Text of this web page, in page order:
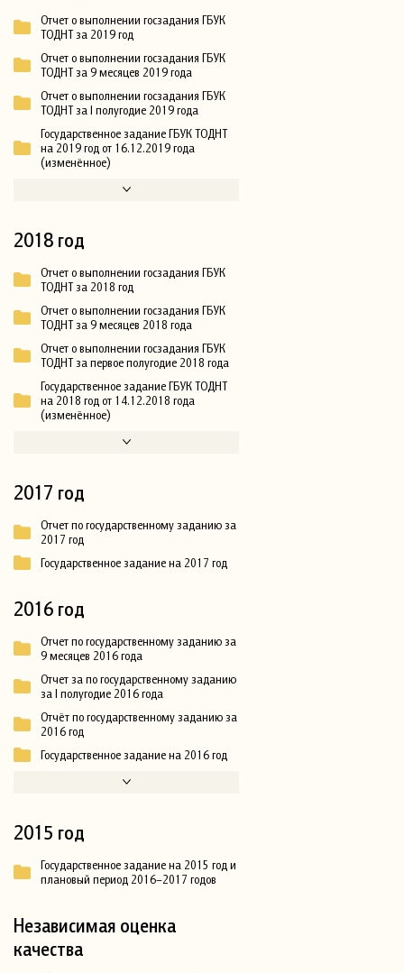
Отчет о выполнении госзадания ГБУК
ТОДНТ за 2019 год
Отчет о выполнении госзадания ГБУК
ТОДНТ за 9 месяцев 2019 года
Отчет о выполнении госзадания ГБУК
ТОДНТ за I полугодие 2019 года
Государственное задание ГБУК ТОДНТ
на 2019 год от 16.12.2019 года
(изменённое)
2018 год
Отчет о выполнении госзадания ГБУК
ТОДНТ за 2018 год
Отчет о выполнении госзадания ГБУК
ТОДНТ за 9 месяцев 2018 года
Отчет о выполнении госзадания ГБУК
ТОДНТ за первое полугодие 2018 года
Государственное задание ГБУК ТОДНТ
на 2018 год от 14.12.2018 года
(изменённое)
2017 год
Отчет по государственному заданию за
2017 год
Государственное задание на 2017 год
2016 год
Отчет по государственному заданию за
9 месяцев 2016 года
Отчет за по государственному заданию
за I полугодие 2016 года
Отчёт по государственному заданию за
2016 год
Государственное задание на 2016 год
2015 год
Государственное задание на 2015 год и
плановый период 2016–2017 годов
Независимая оценка
качества